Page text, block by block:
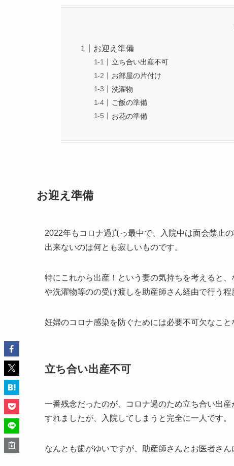
お迎え準備
立ち合い出産不可
お部屋の片付け
洗濯物
ご飯の準備
お花の準備
お迎え準備
2022年もコロナ過真っ最中で、入院中は面会禁止
出来ないのは何とも寂しいものです。
特にこれから出産！という妻の気持ちを考えると
や洗濯物等のの受け渡しを助産師さん経由で行う程
妊婦のコロナ感染を防ぐためには必要不可欠なこと
立ち合い出産不可
一番残念だったのが、コロナ過のため立ち合い出
すれましたが、入院してしまうと完全に一人です。
なんとも歯がゆいですが、助産師さんとお医者さん